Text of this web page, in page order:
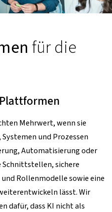
für die
Mehrwert, wenn sie
und Prozessen
Automatisierung oder
Schnittstellen, sichere
Rollenmodelle sowie eine
lässt. Wir
dafür, dass KI nicht als